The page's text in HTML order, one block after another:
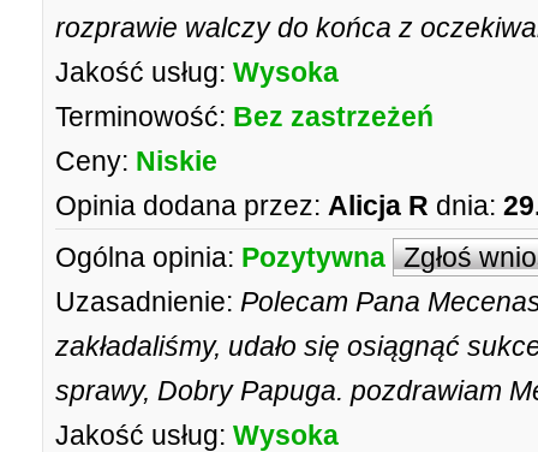
rozprawie walczy do końca z
Jakość usług: Wysoka
Terminowość: Bez zastrzeżeń
Ceny: Niskie
Opinia dodana przez: Alicja R dnia:
Ogólna opinia: Pozytywna Zgłoś
Uzasadnienie: Polecam Pana
zakładaliśmy, udało się osiągnąć
sprawy, Dobry Papuga. pozdrawiam
Jakość usług: Wysoka